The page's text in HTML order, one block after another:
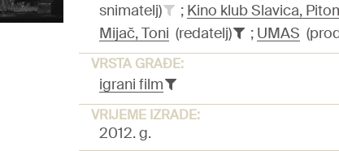
snimatelj)
; Kino klub Slavica,
Mijač, Toni (redatelj) ; UMAS
VRSTA GRAĐE:
igrani film
VRIJEME IZRADE:
2012. g.